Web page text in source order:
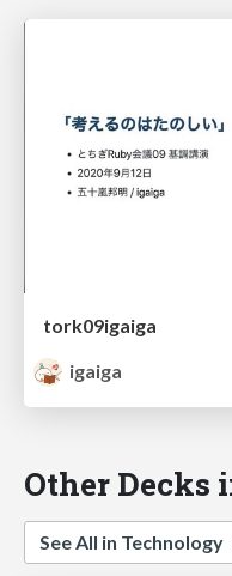
tork09igaiga
igaiga
Other Decks
See All in Technology